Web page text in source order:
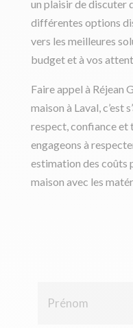
un plaisir de discuter
différentes options
vers les meilleures
budget et à vos
Faire appel à Réjean
maison à Laval, c’est
respect, confiance et
engageons à
estimation des coûts
maison avec les